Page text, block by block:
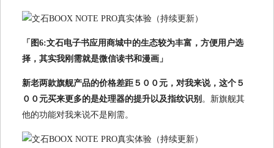
「图6:文石电子书应用商城中的生态较为丰富，方便用户选
择，其实我刚需就是微信读书和漫画」
新老两款旗舰产品的价格差距５００元，对我来说，这个５
００元买来更多的是处理器的提升以及指纹识别 。新旗舰其
他的功能对我来说不是刚需。